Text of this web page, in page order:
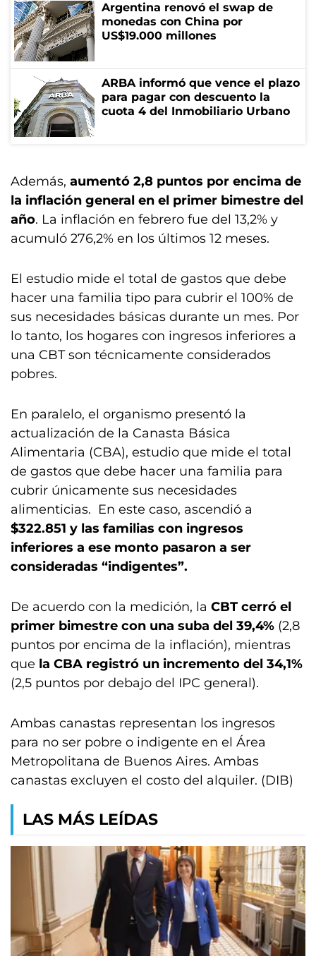
Argentina renovó el swap de
monedas con China por
US$19.000 millones
ARBA informó que vence el plazo
para pagar con descuento la
cuota 4 del Inmobiliario Urbano
Además, aumentó 2,8 puntos por encima de
la inflación general en el primer bimestre del
año. La inflación en febrero fue del 13,2% y
acumuló 276,2% en los últimos 12 meses.
El estudio mide el total de gastos que debe
hacer una familia tipo para cubrir el 100% de
sus necesidades básicas durante un mes. Por
lo tanto, los hogares con ingresos inferiores a
una CBT son técnicamente considerados
pobres.
En paralelo, el organismo presentó la
actualización de la Canasta Básica
Alimentaria (CBA), estudio que mide el total
de gastos que debe hacer una familia para
cubrir únicamente sus necesidades
alimenticias. En este caso, ascendió a
$322.851 y las familias con ingresos
inferiores a ese monto pasaron a ser
consideradas “indigentes”.
De acuerdo con la medición, la CBT cerró el
primer bimestre con una suba del 39,4% (2,8
puntos por encima de la inflación), mientras
que la CBA registró un incremento del 34,1%
(2,5 puntos por debajo del IPC general).
Ambas canastas representan los ingresos
para no ser pobre o indigente en el Área
Metropolitana de Buenos Aires. Ambas
canastas excluyen el costo del alquiler. (DIB)
LAS MÁS LEÍDAS